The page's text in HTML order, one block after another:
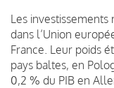
Les
dans l’Union
France. Leur poids
pays baltes, en
0,2 % du PIB en